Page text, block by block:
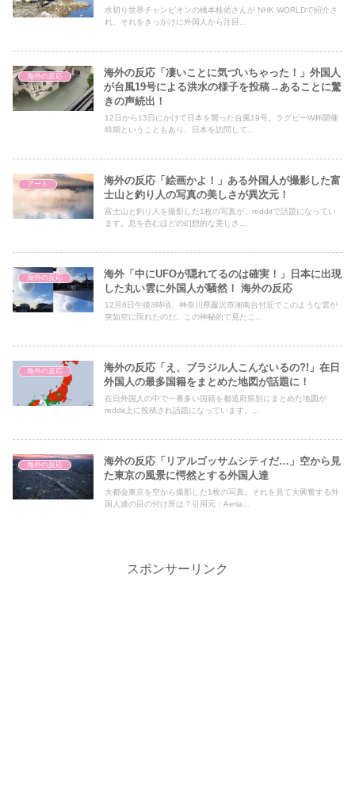
水切り世界チャンピオンの橋本桂佑さんが NHK WORLDで紹介さ
れ、それをきっかけに外国人から注目...
海外の反応
海外の反応「凄いことに気づいちゃった！」外国人
が台風19号による洪水の様子を投稿→あることに驚
きの声続出！
12日から13日にかけて日本を襲った台風19号。ラグビーW杯開催
時期ということもあり、日本を訪問して...
アート
海外の反応「絵画かよ！」ある外国人が撮影した富
士山と釣り人の写真の美しさが異次元！
富士山と釣り人を撮影した1枚の写真が、redditで話題になってい
ます。息を呑むほどの幻想的な美しさ...
海外の反応
海外「中にUFOが隠れてるのは確実！」日本に出現
した丸い雲に外国人が騒然！ 海外の反応
12月6日午後3時頃、神奈川県藤沢市湘南台付近でこのような雲が
突如空に現れたのだ。この神秘的で見たこ...
海外の反応
海外の反応「え、ブラジル人こんないるの?!」在日
外国人の最多国籍をまとめた地図が話題に！
在日外国人の中で一番多い国籍を都道府県別にまとめた地図が
reddit上に投稿され話題になっています。...
海外の反応
海外の反応「リアルゴッサムシティだ…」空から見
た東京の風景に愕然とする外国人達
大都会東京を空から撮影した1枚の写真。それを見て大興奮する外
国人達の目の付け所は？引用元：Aeria...
スポンサーリンク